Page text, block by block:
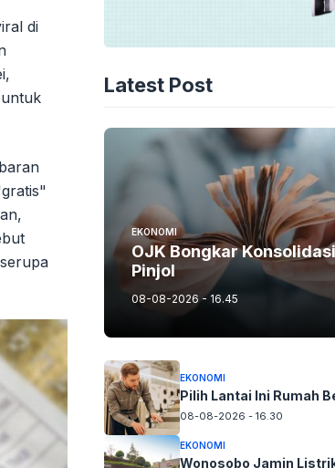
di
Latest Post
EKONOMI
OJK Bongkar Konsolidasi
Pinjol
08-08-2026 - 16.45
EKONOMI
Pilih Lantai Ini Rumah
08-08-2026 - 16.30
EKONOMI
Wonosobo Jamin